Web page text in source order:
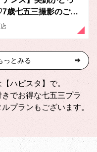
歳七五三撮影のご紹
っとみる
ハピスタ】で。
でお得な七五三プラ
プランもございます。